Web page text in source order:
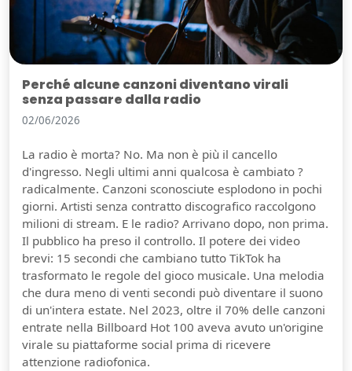
Perché alcune canzoni diventano virali
senza passare dalla radio
02/06/2026
La radio è morta? No. Ma non è più il cancello
d'ingresso. Negli ultimi anni qualcosa è cambiato ?
radicalmente. Canzoni sconosciute esplodono in pochi
giorni. Artisti senza contratto discografico raccolgono
milioni di stream. E le radio? Arrivano dopo, non prima.
Il pubblico ha preso il controllo. Il potere dei video
brevi: 15 secondi che cambiano tutto TikTok ha
trasformato le regole del gioco musicale. Una melodia
che dura meno di venti secondi può diventare il suono
di un'intera estate. Nel 2023, oltre il 70% delle canzoni
entrate nella Billboard Hot 100 aveva avuto un'origine
virale su piattaforme social prima di ricevere
attenzione radiofonica.